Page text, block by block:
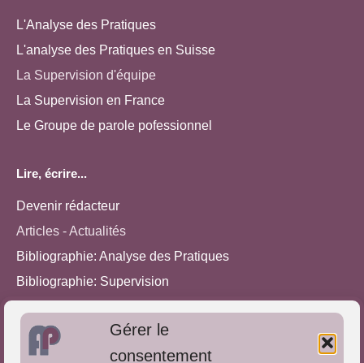
Gérer le
consentement
L'Analyse des Pratiques
L'analyse des Pratiques en Suisse
La Supervision d'équipe
La Supervision en France
Le Groupe de parole pofessionnel
Lire, écrire...
Devenir rédacteur
Articles - Actualités
Bibliographie: Analyse des Pratiques
Bibliographie: Supervision
Approches de l'Analyse des pratiques